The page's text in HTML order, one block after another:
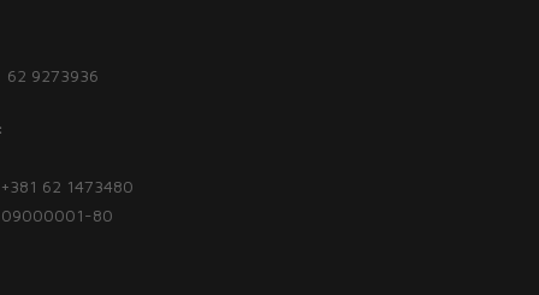
9273936
62 1473480
80